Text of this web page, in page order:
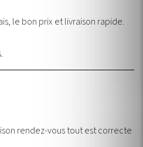
le bon prix et livraison rapide.
rendez-vous tout est correcte